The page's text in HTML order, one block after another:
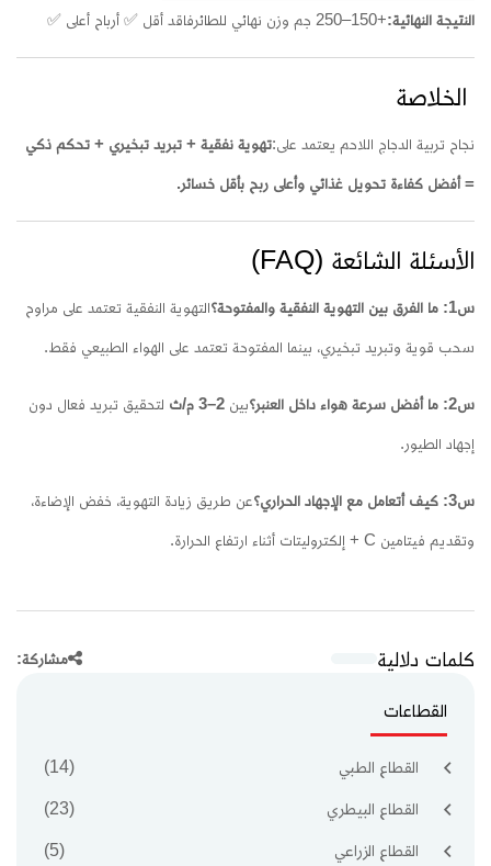
النتيجة النهائية:+150–250 جم وزن نهائي للطائر فاقد أقل ✅ أرباح أعلى ✅
الخلاصة
نجاح تربية الدجاج اللاحم يعتمد على:تهوية نفقية + تبريد تبخيري + تحكم ذكي
= أفضل كفاءة تحويل غذائي وأعلى ربح بأقل خسائر.
الأسئلة الشائعة (FAQ)
س1: ما الفرق بين التهوية النفقية والمفتوحة؟ التهوية النفقية تعتمد على مراوح
سحب قوية وتبريد تبخيري، بينما المفتوحة تعتمد على الهواء الطبيعي فقط.
س2: ما أفضل سرعة هواء داخل العنبر؟ بين 2–3 م/ث لتحقيق تبريد فعال دون
إجهاد الطيور.
س3: كيف أتعامل مع الإجهاد الحراري؟ عن طريق زيادة التهوية، خفض الإضاءة،
وتقديم فيتامين C + إلكتروليتات أثناء ارتفاع الحرارة.
كلمات دلالية مشاركة:
القطاعات
القطاع الطبي (14)
القطاع البيطري (23)
القطاع الزراعي (5)